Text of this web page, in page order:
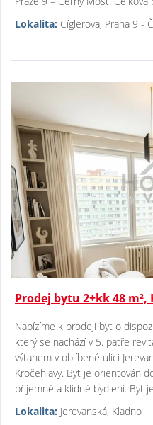
Lokalita: Cíglerova, Praha 9 -
Prodej bytu 2+kk 48 m²,
Nabízíme k prodeji byt o
který se nachází v 5. patře
výtahem v oblíbené ulici
Kročehlavy. Byt je orientován
příjemné a klidné bydlení. Byt
Lokalita: Jerevanská, Kladno